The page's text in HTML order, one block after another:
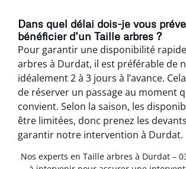
Dans quel délai dois-je vous
bénéficier d’un Taille arbres ?
Pour garantir une disponibilité
arbres à Durdat, il est préférable de
idéalement 2 à 3 jours à l’avance.
de réserver un passage au moment
convient. Selon la saison, les
être limitées, donc prenez les
garantir notre intervention à Durdat.
Nos experts en Taille arbres à Durdat –